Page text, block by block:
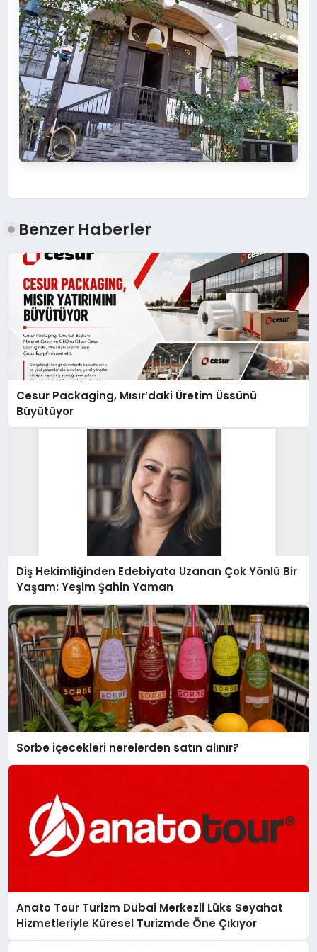
Benzer Haberler
Cesur Packaging, Mısır’daki Üretim Üssünü
Büyütüyor
Diş Hekimliğinden Edebiyata Uzanan Çok Yönlü Bir
Yaşam: Yeşim Şahin Yaman
Sorbe içecekleri nerelerden satın alınır?
Anato Tour Turizm Dubai Merkezli Lüks Seyahat
Hizmetleriyle Küresel Turizmde Öne Çıkıyor